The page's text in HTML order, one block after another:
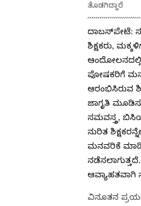
ತೊಡಗಿದ್ದಾರೆ
ದಾಬಸ್‍ಪೇಟೆ:
ಶಿಕ್ಷಕರು,
ಆಂದೋಲನದಲ್ಲಿ
ಪೋಷಕರಿಗೆ
ಆರಂಭಿಸಿರುವ
ಜಾಗೃತಿ
ಸಮವಸ್ತ್ರ,
ನುರಿತ
ಮನವರಿಕೆ
ಆವ್ಯಾಹತವಾಗಿ
ವಿನೂತನ